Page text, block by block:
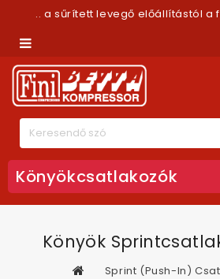
.. a sűrített levegő előállítástól a
Könyökcsatlakozók
Könyök
Sprint (Push-In)